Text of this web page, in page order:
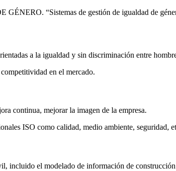
“Sistemas de gestión de igualdad de
a la igualdad y sin discriminación entre
en el mercado.
continua, mejorar la imagen de la empresa.
ISO como calidad, medio ambiente, seguridad,
incluido el modelado de información de